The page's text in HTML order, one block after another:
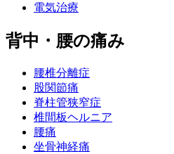
電気治療
背中・腰の痛み
腰椎分離症
股関節痛
脊柱管狭窄症
椎間板ヘルニア
腰痛
坐骨神経痛